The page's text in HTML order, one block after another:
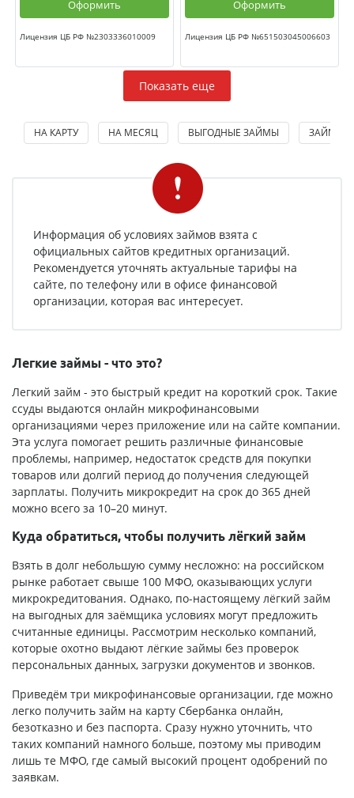
Оформить
Лицензия ЦБ РФ №2303336010009
Оформить
Лицензия ЦБ РФ №651503045006603
Показать еще
НА КАРТУ НА МЕСЯЦ ВЫГОДНЫЕ ЗАЙМЫ ЗАЙМЫ
Информация об условиях займов взята с
официальных сайтов кредитных организаций.
Рекомендуется уточнять актуальные тарифы на
сайте, по телефону или в офисе финансовой
организации, которая вас интересует.
Легкие займы - что это?
Легкий займ - это быстрый кредит на короткий срок. Такие
ссуды выдаются онлайн микрофинансовыми
организациями через приложение или на сайте компании.
Эта услуга помогает решить различные финансовые
проблемы, например, недостаток средств для покупки
товаров или долгий период до получения следующей
зарплаты. Получить микрокредит на срок до 365 дней
можно всего за 10–20 минут.
Куда обратиться, чтобы получить лёгкий займ
Взять в долг небольшую сумму несложно: на российском
рынке работает свыше 100 МФО, оказывающих услуги
микрокредитования. Однако, по-настоящему лёгкий займ
на выгодных для заёмщика условиях могут предложить
считанные единицы. Рассмотрим несколько компаний,
которые охотно выдают лёгкие займы без проверок
персональных данных, загрузки документов и звонков.
Приведём три микрофинансовые организации, где можно
легко получить займ на карту Сбербанка онлайн,
безотказно и без паспорта. Сразу нужно уточнить, что
таких компаний намного больше, поэтому мы приводим
лишь те МФО, где самый высокий процент одобрений по
заявкам.